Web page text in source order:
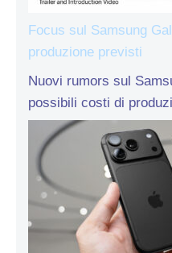
Focus sul Samsung
produzione previsti
Nuovi rumors sul
possibili costi di